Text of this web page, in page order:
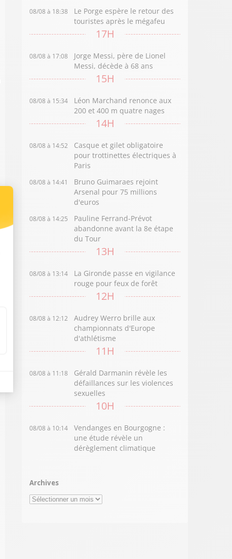
08/08 à 18:38
Le Porge espère le retour des
touristes après le mégafeu
17H
08/08 à 17:08
Jorge Messi, père de Lionel
Messi, décède à 68 ans
15H
08/08 à 15:34
Léon Marchand renonce aux
200 et 400 m quatre nages
14H
08/08 à 14:52
Casque et gilet obligatoire
pour trottinettes électriques à
Paris
08/08 à 14:41
Bruno Guimaraes rejoint
Arsenal pour 75 millions
d'euros
08/08 à 14:25
Pauline Ferrand-Prévot
abandonne avant la 8e étape
du Tour
13H
08/08 à 13:14
La Gironde passe en vigilance
rouge pour feux de forêt
12H
08/08 à 12:12
Audrey Werro brille aux
championnats d'Europe
d'athlétisme
11H
08/08 à 11:18
Gérald Darmanin révèle les
défaillances sur les violences
sexuelles
10H
08/08 à 10:14
Vendanges en Bourgogne :
une étude révèle un
dérèglement climatique
Archives
Archives